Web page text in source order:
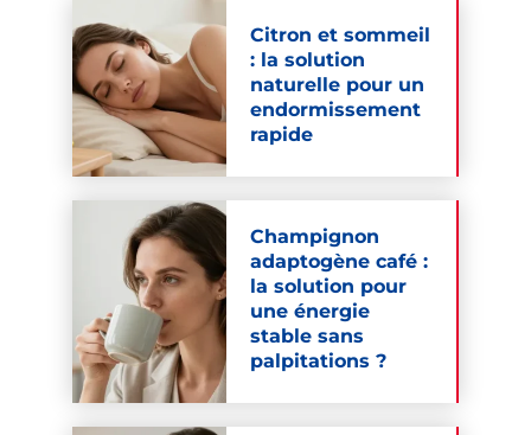
Citron et sommeil
: la solution
naturelle pour un
endormissement
rapide
Champignon
adaptogène café :
la solution pour
une énergie
stable sans
palpitations ?